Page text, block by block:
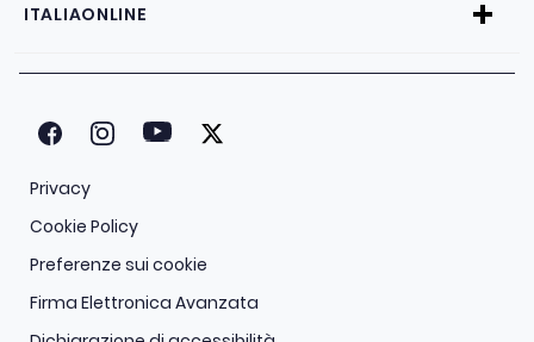
ITALIAONLINE
Privacy
Cookie Policy
Preferenze sui cookie
Firma Elettronica Avanzata